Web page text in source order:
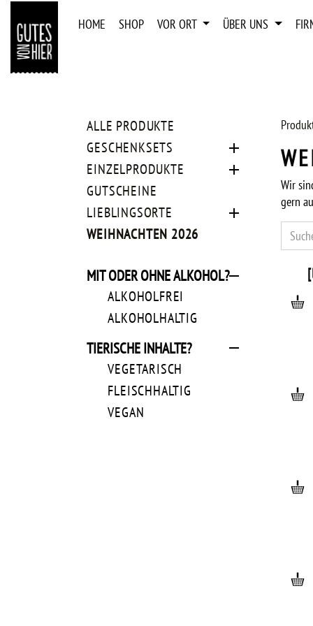
HOME
SHOP VOR ORT ÜBER UNS
ALLE PRODUKTE
GESCHENKSETS
EINZELPRODUKTE
GUTSCHEINE
LIEBLINGSORTE
WEIHNACHTEN 2026
MIT ODER OHNE ALKOHOL?
ALKOHOLFREI
ALKOHOLHALTIG
TIERISCHE INHALTE?
VEGETARISCH
FLEISCHHALTIG
VEGAN
Wir
gern